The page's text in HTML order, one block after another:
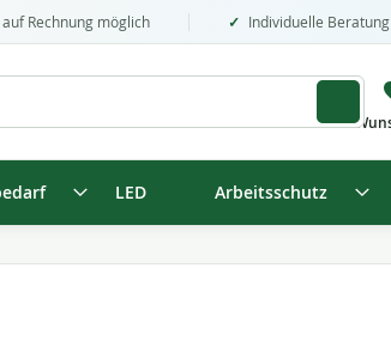
auf Rechnung möglich Individuelle Beratung
LED Arbeitsschutz